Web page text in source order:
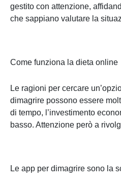
gestito con attenzione,
che sappiano valutare la
Come funziona la dieta online
Le ragioni per cercare
dimagrire possono essere
di tempo, l’investimento
basso. Attenzione però a
Le app per dimagrire sono la